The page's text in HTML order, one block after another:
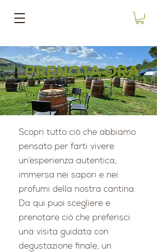
PRENOTA ORA
Vivi la De Leyva Experience
Scopri tutto ciò che abbiamo
pensato per farti vivere
un’esperienza autentica,
immersa nei sapori e nei
profumi della nostra cantina.
Da qui puoi scegliere e
prenotare ciò che preferisci:
una visita guidata con
degustazione finale, un